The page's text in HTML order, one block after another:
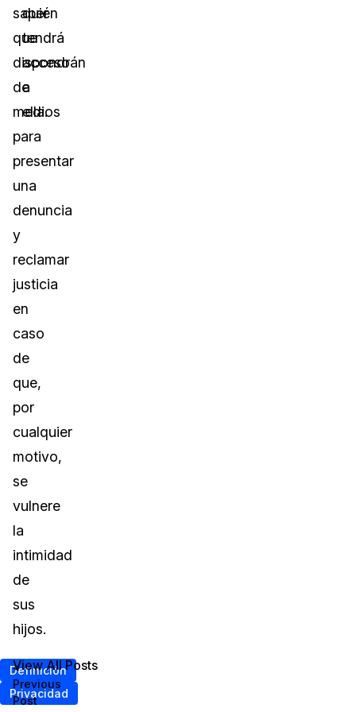
quién
tendrá
acceso
a
ella.
saber
que
dispondrán
de
medios
para
presentar
una
denuncia
y
reclamar
justicia
en
caso
de
que,
por
cualquier
motivo,
se
vulnere
la
intimidad
de
sus
hijos.
Definición
Privacidad
<
Previous
Post
View All Posts